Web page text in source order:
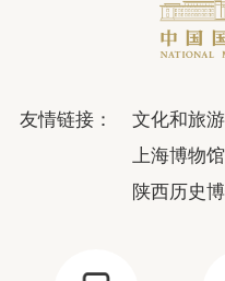
友情链接： 文化和旅
上海博物馆
陕西历史